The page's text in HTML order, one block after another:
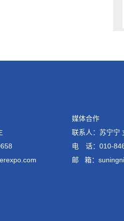
媒体合作
联系人：苏宁宁
电 话：010-
邮 箱：